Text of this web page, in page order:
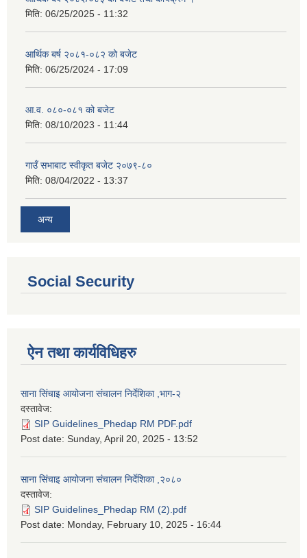
मिति: 06/25/2025 - 11:32
आर्थिक बर्ष २०८१-०८२ को बजेट
मिति: 06/25/2024 - 17:09
आ.व. ०८०-०८१ को बजेट
मिति: 08/10/2023 - 11:44
गाउँ सभाबाट स्वीकृत बजेट २०७९-८०
मिति: 08/04/2022 - 13:37
अन्य
Social Security
ऐन तथा कार्यविधिहरु
साना सिंचाइ आयोजना संचालन निर्देशिका ,भाग-२
दस्तावेज:
SIP Guidelines_Phedap RM PDF.pdf
Post date: Sunday, April 20, 2025 - 13:52
साना सिंचाइ आयोजना संचालन निर्देशिका ,२०८०
दस्तावेज:
SIP Guidelines_Phedap RM (2).pdf
Post date: Monday, February 10, 2025 - 16:44